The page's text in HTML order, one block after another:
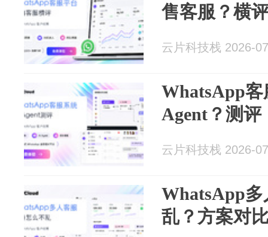
售客服？横
云片科技栈 2026-
WhatsApp
Agent？测评
云片科技栈 2026-
WhatsApp
乱？方案对